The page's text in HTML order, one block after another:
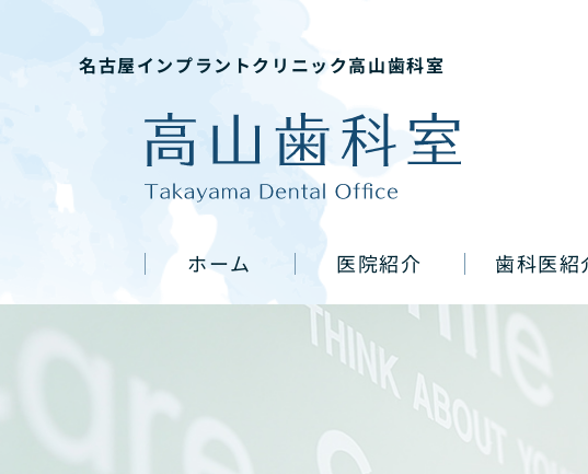
名古屋インプラントクリニック高山歯科室
ホーム 医院紹介 歯科医紹